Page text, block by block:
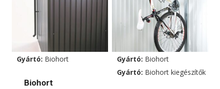
termékoldalon
választhatók
változatok
termékoldalon
választhatók
Gyártó: Biohort
Biohort
Gyártó: Biohort
Gyártó: Biohort kiegészítők